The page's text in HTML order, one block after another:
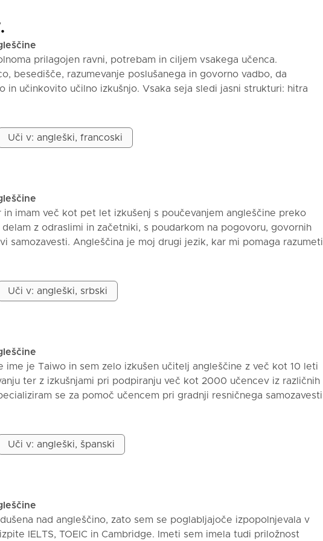
pri domačih nalogah in pripravi na izpite. Moj cilj je, da učenec
prilagojen ravni, potrebam in ciljem vsakega učenca.
besedišče, razumevanje poslušanega in govorno vadbo, da
in učinkovito učilno izkušnjo. Vsaka seja sledi jasni strukturi: hitra
učenca za to lekcijo. Praktične vaje, prilagojene učencu (branje,
ter poklicne simulacije, če je potrebno. Prilagojene povratne
za nadaljnje izboljševanje med pouki. Moja metoda je drugačna in
okolje, kjer lahko učenci prosto govorijo, delajo napake
in večjo samozavestjo.
Uči v: angleški, francoski
in imam več kot pet let izkušenj s poučevanjem angleščine preko
z odraslimi in začetniki, s poudarkom na pogovoru, govornih
samozavesti. Angleščina je moj drugi jezik, kar mi pomaga razumeti
učenci soočajo med učenjem. Moji pouk je sproščen in prilagodljiv,
pritiska ali stresa. Pouk je prilagojen ravni, ciljem in interesom
Uči v: angleški, srbski
ime je Taiwo in sem zelo izkušen učitelj angleščine z več kot 10 leti
ter z izkušnjami pri podpiranju več kot 2000 učencev iz različnih
se za pomoč učencem pri gradnji resničnega samozavesti
izgovorjavi in akademski angleščini. Skozi leta sem delal z
bali govoriti angleško. Opazovanje, kako se razvijajo v
je najbolj nagradujoč del mojega dela. Moji pouk je
širjenje besedišča in praktično slovnico, ki jo lahko takoj
učenja, napredek pa se zdi naraven in motivirajoč. Na mojih poukih
Uči v: angleški, španski
nad angleščino, zato sem se poglabljajoče izpopolnjevala v
IELTS, TOEIC in Cambridge. Imeti sem imela tudi priložnost